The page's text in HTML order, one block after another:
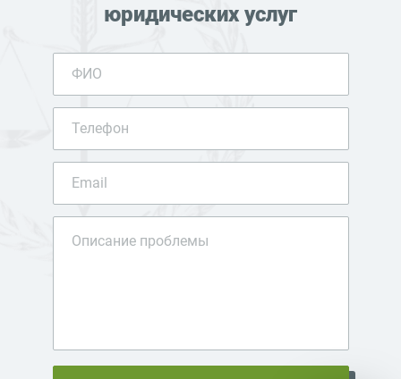
юридических услуг